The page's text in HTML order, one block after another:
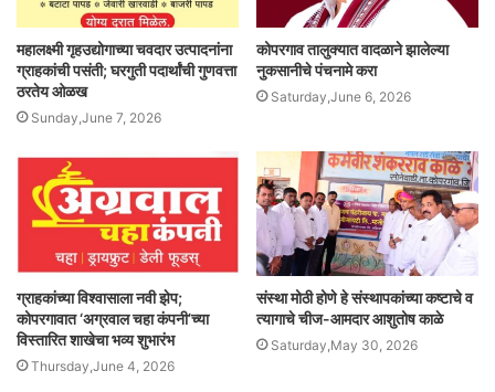
महालक्ष्मी गृहउद्योगाच्या चवदार उत्पादनांना
ग्राहकांची पसंती; घरगुती पदार्थांची गुणवत्ता
ठरतेय ओळख
Sunday,June 7, 2026
कोपरगाव तालुक्यात वादळाने झालेल्या
नुकसानीचे पंचनामे करा
Saturday,June 6, 2026
ग्राहकांच्या विश्वासाला नवी झेप;
कोपरगावात ‘अग्रवाल चहा कंपनी’च्या
विस्तारित शाखेचा भव्य शुभारंभ
Thursday,June 4, 2026
संस्था मोठी होणे हे संस्थापकांच्या कष्टाचे व
त्यागाचे चीज-आमदार आशुतोष काळे
Saturday,May 30, 2026